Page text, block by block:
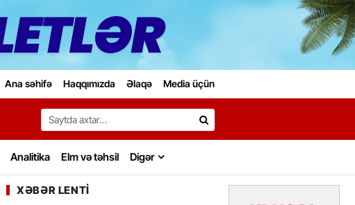
Ana səhifə Haqqımızda Əlaqə Media üçün
Search…
Analitika Elm və təhsil Digər
XƏBƏR LENTI